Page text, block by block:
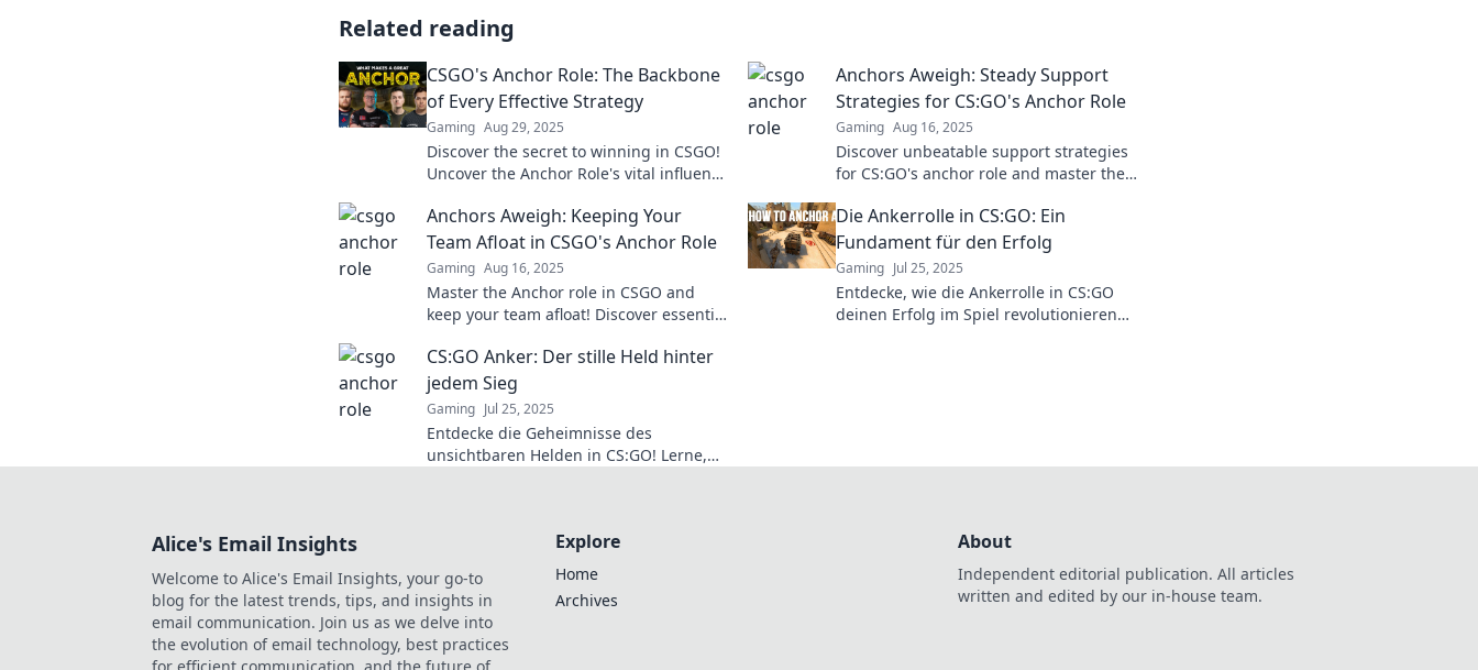
Related reading
CSGO's Anchor Role: The Backbone
of Every Effective Strategy
Gaming Aug 29, 2025
Discover the secret to winning in CSGO!
Uncover the Anchor Role's vital influence
to new heights.
Anchors Aweigh: Steady Support
Strategies for CS:GO's Anchor Role
Gaming Aug 16, 2025
Discover unbeatable support strategies
for CS:GO's anchor role and master the
today!
Anchors Aweigh: Keeping Your
Team Afloat in CSGO's Anchor Role
Gaming Aug 16, 2025
Master the Anchor role in CSGO and
keep your team afloat! Discover essential
game like a pro.
Die Ankerrolle in CS:GO: Ein
Fundament für den Erfolg
Gaming Jul 25, 2025
Entdecke, wie die Ankerrolle in CS:GO
deinen Erfolg im Spiel revolutionieren
CS:GO Anker: Der stille Held hinter
jedem Sieg
Gaming Jul 25, 2025
Entdecke die Geheimnisse des
unsichtbaren Helden in CS:GO! Lerne,
Alice's Email Insights
Welcome to Alice's Email Insights, your go-to
blog for the latest trends, tips, and insights in
email communication. Join us as we delve into
the evolution of email technology, best practices
for efficient communication, and the future of
Explore
Home
Archives
About
Independent editorial publication. All articles
written and edited by our in-house team.